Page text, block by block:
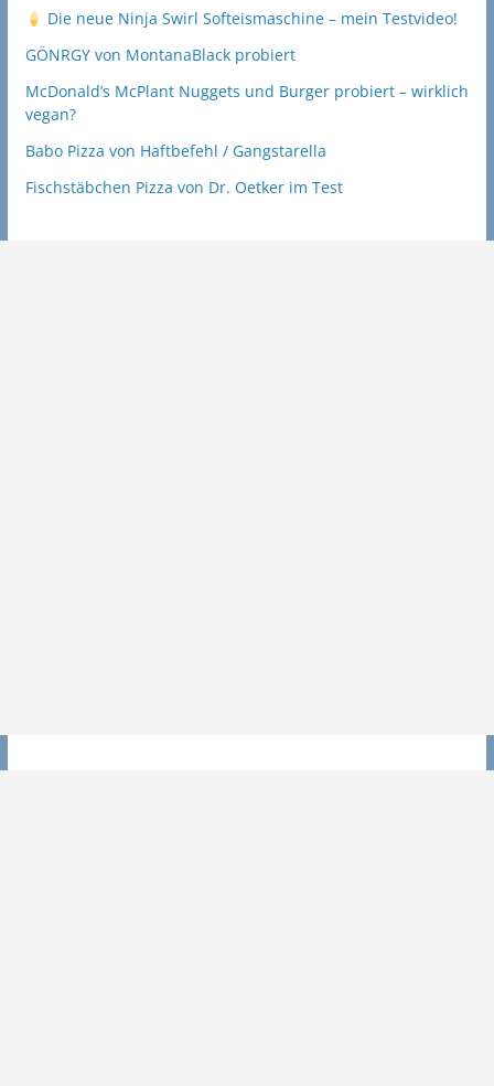
Die neue Ninja Swirl Softeismaschine – mein Testvideo!
GÖNRGY von MontanaBlack probiert
McDonald’s McPlant Nuggets und Burger probiert – wirklich
vegan?
Babo Pizza von Haftbefehl / Gangstarella
Fischstäbchen Pizza von Dr. Oetker im Test